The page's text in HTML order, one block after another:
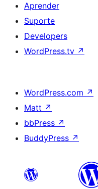
Aprender
Suporte
Developers
WordPress.tv ↗
WordPress.com ↗
Matt ↗
bbPress ↗
BuddyPress ↗